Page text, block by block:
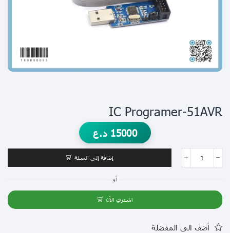
IC Programer-51AVR
15000 د.ع
إضافة إلى السلة
أو
اشتري الآن
أضف الى المفضلة